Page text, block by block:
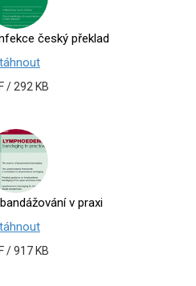
český překlad
/ 292 KB
v praxi
/ 917 KB